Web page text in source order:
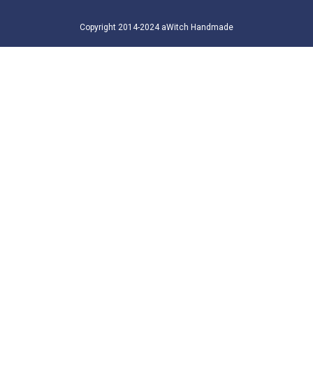
Copyright 2014-2024 aWitch Handmade